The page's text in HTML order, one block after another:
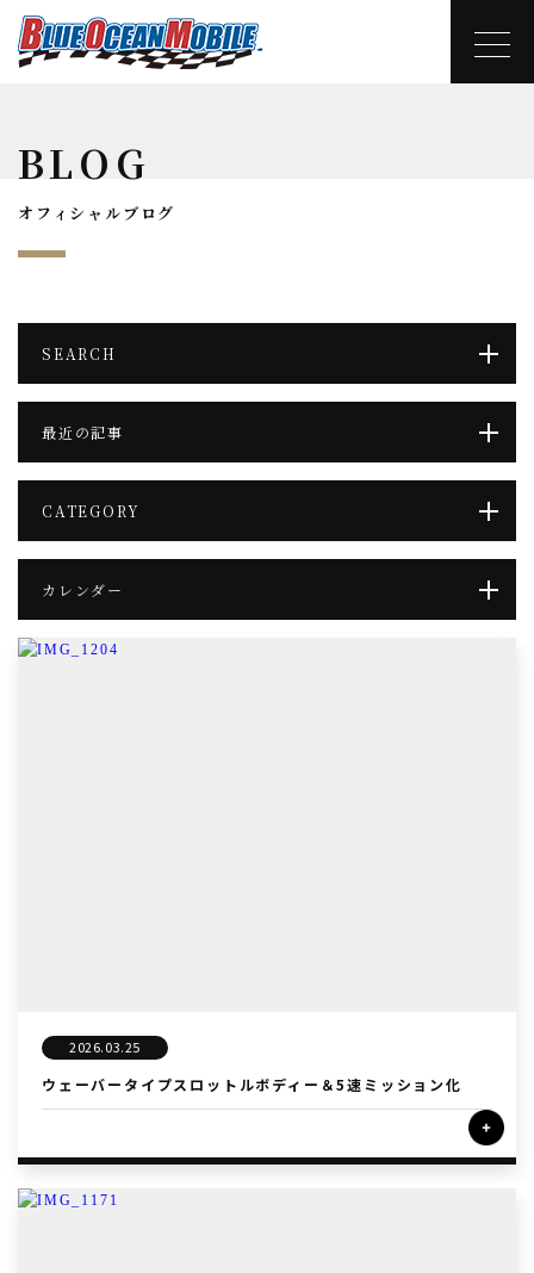
BLOG
オフィシャルブログ
SEARCH
最近の記事
CATEGORY
カレンダー
2026.03.25
ウェーバータイプスロットルボディー＆5速ミッション化